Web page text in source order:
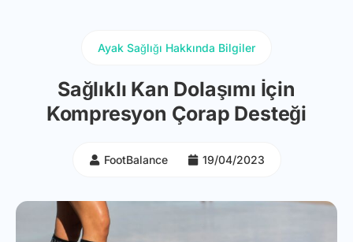
Ayak Sağlığı Hakkında Bilgiler
Sağlıklı Kan Dolaşımı İçin
Kompresyon Çorap Desteği
FootBalance 19/04/2023